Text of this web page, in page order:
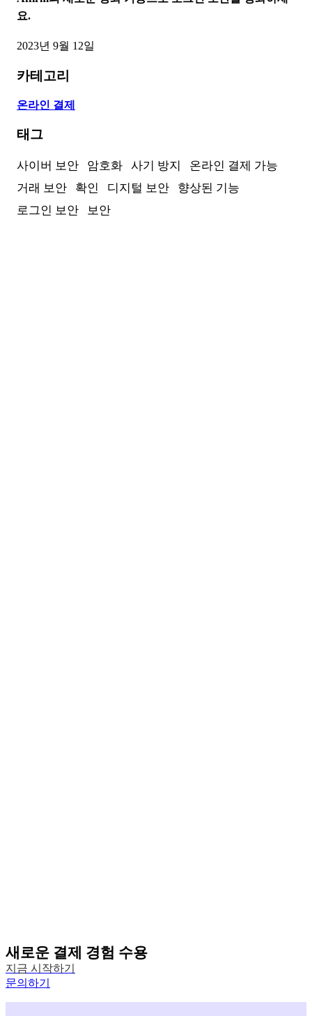
요.
2023년 9월 12일
카테고리
온라인 결제
태그
사이버 보안 암호화 사기 방지
온라인 결제 가능
거래 보안
확인 디지털 보안
향상된 기능
로그인 보안
보안
새로운 결제 경험 수용
지금 시작하기
문의하기